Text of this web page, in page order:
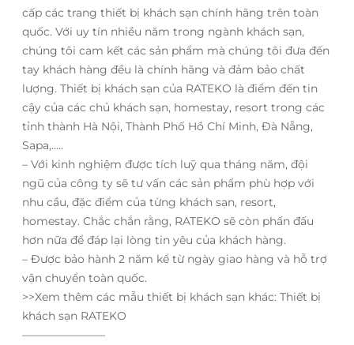
cấp các trang thiết bị khách sạn chính hãng trên toàn
quốc. Với uy tín nhiều năm trong ngành khách sạn,
chúng tôi cam kết các sản phẩm mà chúng tôi đưa đến
tay khách hàng đều là chính hãng và đảm bảo chất
lượng. Thiết bị khách sạn của RATEKO là điểm đến tin
cậy của các chủ khách sạn, homestay, resort trong các
tỉnh thành Hà Nội, Thành Phố Hồ Chí Minh, Đà Nẵng,
Sapa,…..
– Với kinh nghiệm được tích luỹ qua tháng năm, đội
ngũ của công ty sẽ tư vấn các sản phẩm phù hợp với
nhu cầu, đặc điểm của từng khách sạn, resort,
homestay. Chắc chắn rằng, RATEKO sẽ còn phấn đấu
hơn nữa để đáp lại lòng tin yêu của khách hàng.
– Được bảo hành 2 năm kể từ ngày giao hàng và hỗ trợ
vận chuyển toàn quốc.
>>Xem thêm các mẫu thiết bị khách sạn khác: Thiết bị
khách sạn RATEKO
———————–